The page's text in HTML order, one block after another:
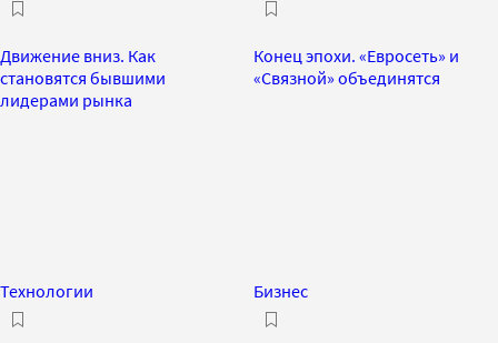
Движение вниз. Как
становятся бывшими
лидерами рынка
Конец эпохи. «Евросеть» и
«Связной» объединятся
Технологии Бизнес